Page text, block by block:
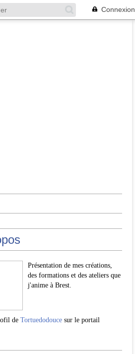
Connexion
Présentation de mes créations,
des formations et des ateliers que
j'anime à Brest.
de Tortuedodouce sur le portail